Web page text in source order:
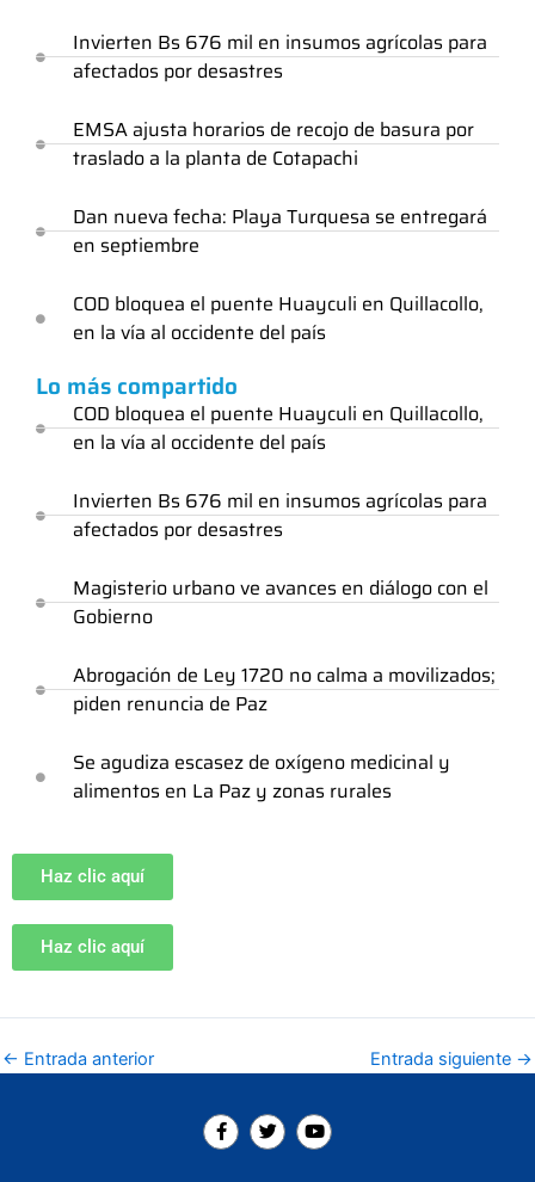
Invierten Bs 676 mil en insumos agrícolas para
afectados por desastres
EMSA ajusta horarios de recojo de basura por
traslado a la planta de Cotapachi
Dan nueva fecha: Playa Turquesa se entregará
en septiembre
COD bloquea el puente Huayculi en Quillacollo,
en la vía al occidente del país
Lo más compartido
COD bloquea el puente Huayculi en Quillacollo,
en la vía al occidente del país
Invierten Bs 676 mil en insumos agrícolas para
afectados por desastres
Magisterio urbano ve avances en diálogo con el
Gobierno
Abrogación de Ley 1720 no calma a movilizados;
piden renuncia de Paz
Se agudiza escasez de oxígeno medicinal y
alimentos en La Paz y zonas rurales
Haz clic aquí
Haz clic aquí
← Entrada anterior Entrada siguiente →
F
a
c
T
w
i
Y
o
u